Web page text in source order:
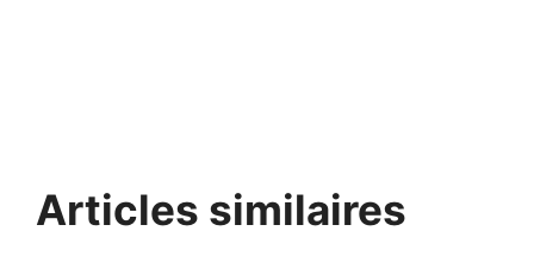
Articles similaires